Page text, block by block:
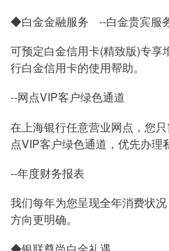
◆白金金融服务
--白金贵宾服
可预定白金信用卡(精致版)专享
行白金信用卡的使用帮助。
--网点VIP客户绿色通道
在上海银行任意营业网点，您
点VIP客户绿色通道，优先办理
--年度财务报表
我们每年为您呈现全年消费状
方向更明确。